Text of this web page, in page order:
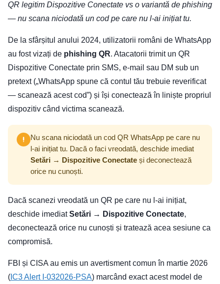
QR legitim Dispozitive Conectate vs o variantă de phishing
— nu scana niciodată un cod pe care nu l-ai inițiat tu.
De la sfârșitul anului 2024, utilizatorii români de WhatsApp
au fost vizați de phishing QR. Atacatorii trimit un QR
Dispozitive Conectate prin SMS, e-mail sau DM sub un
pretext („WhatsApp spune că contul tău trebuie reverificat
— scanează acest cod”) și își conectează în liniște propriul
dispozitiv când victima scanează.
Nu scana niciodată un cod QR WhatsApp pe care nu
l-ai inițiat tu. Dacă o faci vreodată, deschide imediat
Setări → Dispozitive Conectate și deconectează
orice nu cunoști.
Dacă scanezi vreodată un QR pe care nu l-ai inițiat,
deschide imediatSetări → Dispozitive Conectate,
deconectează orice nu cunoști și tratează acea sesiune ca
compromisă.
FBI și CISA au emis un avertisment comun în martie 2026
( IC3 Alert I-032026-PSA) marcând exact acest model de